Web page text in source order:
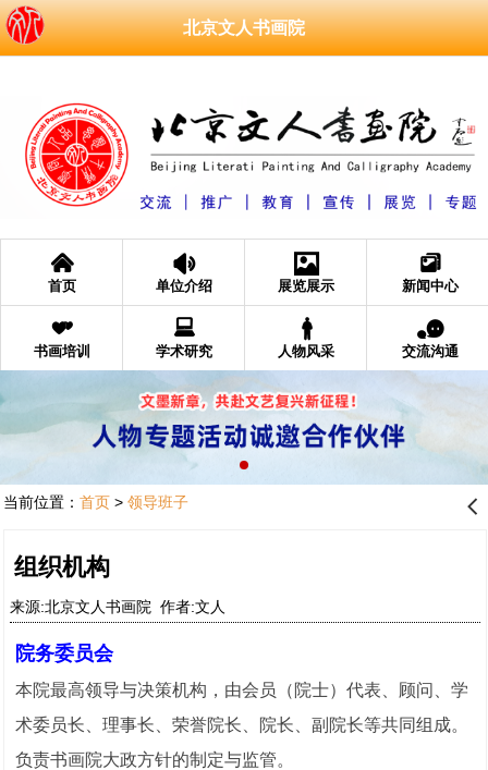
北京文人书画院
󰄫
首页
󰁑
单位介绍
󰁄
展览展示
󰆘
新闻中心
󰁩
书画培训
󰂧
学术研究
󰂐
人物风采
󰂮
交流沟通
当前位置： 首页> 领导班子 󰊒
组织机构
来源:北京文人书画院 作者:文人
院务委员会
本院最高领导与决策机构，由会员（ 院士）代表、顾问、学
术委员长、理事长、荣誉院长、院长、副院长等共同组成。
负责书画院大政方针的制定与监管。